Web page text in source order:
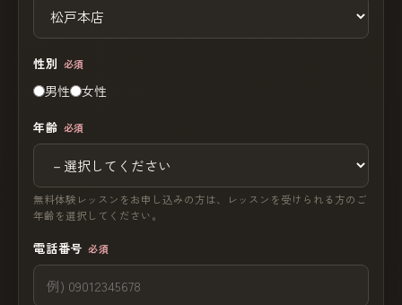
性別 必須
男性 女性
年齢 必須
無料体験レッスンをお申し込みの方は、レッスンを受けられる方のご
年齢を選択してください。
電話番号 必須